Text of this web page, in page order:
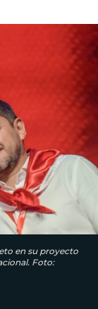
en su proyecto
Foto: